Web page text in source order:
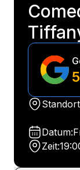
Datum:
Zeit: